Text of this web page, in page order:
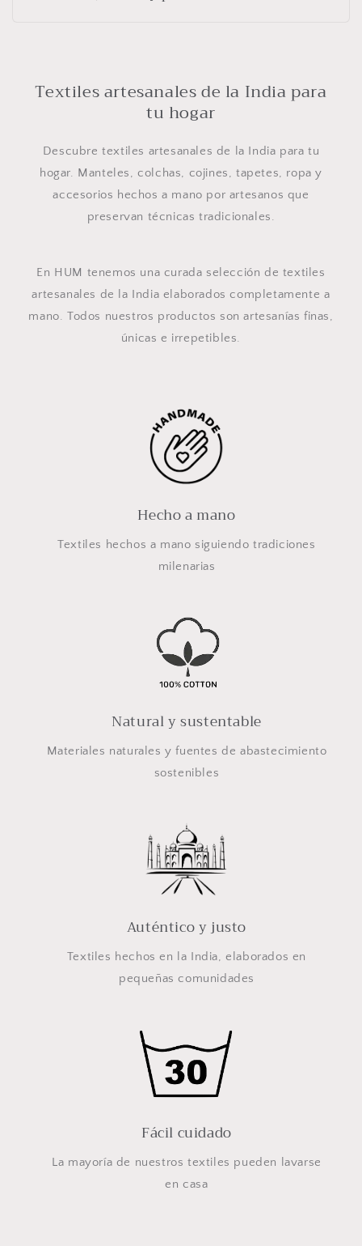
Textiles artesanales de la India para
tu hogar
Descubre textiles artesanales de la India para tu
hogar. Manteles, colchas, cojines, tapetes, ropa y
accesorios hechos a mano por artesanos que
preservan técnicas tradicionales.
En HUM tenemos una curada selección de textiles
artesanales de la India elaborados completamente a
mano. Todos nuestros productos son artesanías finas,
únicas e irrepetibles.
Hecho a mano
Textiles hechos a mano siguiendo tradiciones
milenarias
Natural y sustentable
Materiales naturales y fuentes de abastecimiento
sostenibles
Auténtico y justo
Textiles hechos en la India, elaborados en
pequeñas comunidades
Fácil cuidado
La mayoría de nuestros textiles pueden lavarse
en casa